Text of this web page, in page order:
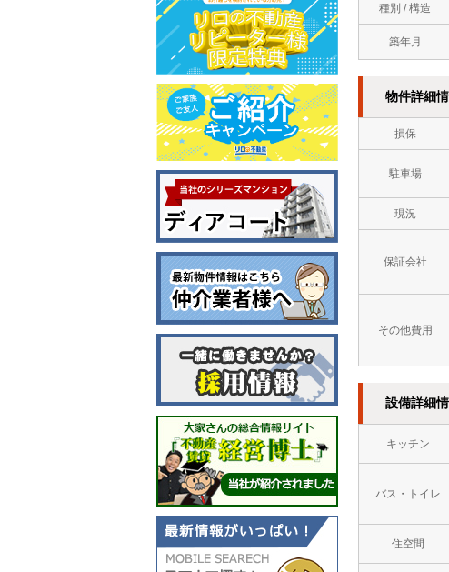
種別 / 構造
築年月
物件詳細
損保
駐車場
現況
保証会社
その他費用
設備詳細
キッチン
バス・トイレ
住空間